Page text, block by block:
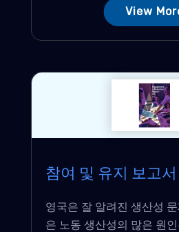
View
참여 및 유지 보고
영국은 잘 알려진 생산성
은 노동 생산성의 많은 원인